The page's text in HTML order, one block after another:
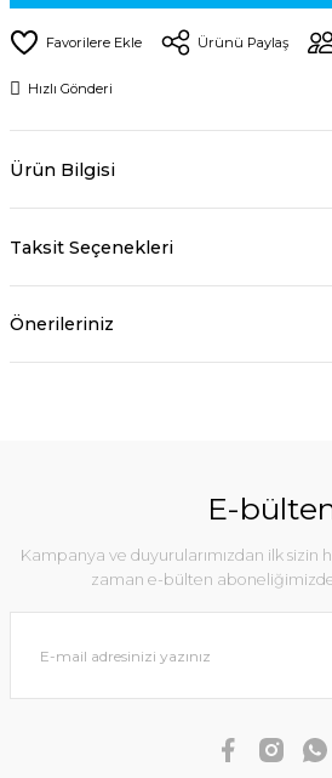
Ürünü Paylaş
Hızlı Gönderi
Ürün Bilgisi
Taksit Seçenekleri
Önerileriniz
E-
Kampanya ve duyurularımızdan ilk sizin
zaman e-bülten